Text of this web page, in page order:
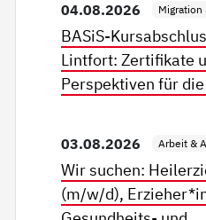
04.08.2026
BASiS-
Lintfort: Zertifikate
Perspektiven für
03.08.2026 Arbeit &
Wir suchen:
(m/w/d),